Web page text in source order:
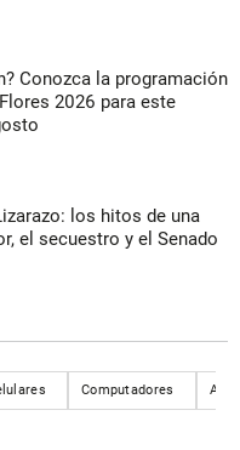
Conozca la programación
2026 para este
los hitos de una
el secuestro y el Senado
Computadores